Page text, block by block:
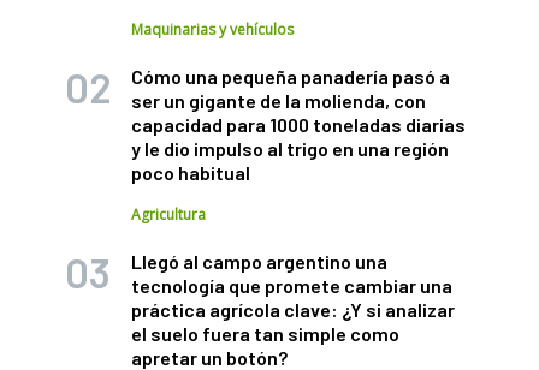
Maquinarias y vehículos
Cómo una pequeña panadería pasó a
ser un gigante de la molienda, con
capacidad para 1000 toneladas diarias
y le dio impulso al trigo en una región
poco habitual
Agricultura
Llegó al campo argentino una
tecnología que promete cambiar una
práctica agrícola clave: ¿Y si analizar
el suelo fuera tan simple como
apretar un botón?